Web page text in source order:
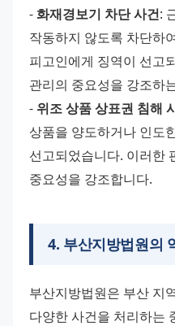
- 화재경보기 차단 사건:
작동하지 않도록 차단하
피고인에게 징역이 선고
관리의 중요성을 강조하
- 위조 상품 상표권 침해
상품을 양도하거나 인도
선고되었습니다. 이러한
중요성을 강조합니다.
4. 부산지방법원의
부산지방법원은 부산 지
다양한 사건을 처리하는